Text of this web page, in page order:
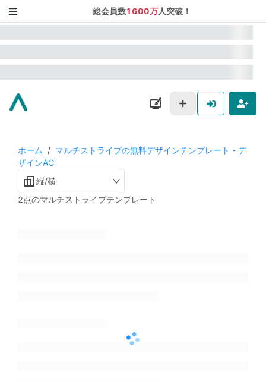
総会員数1600万人突破！
ホーム / マルチストライプの無料デザインテンプレート - デ
ザインAC
縦/横
2点のマルチストライプテンプレート